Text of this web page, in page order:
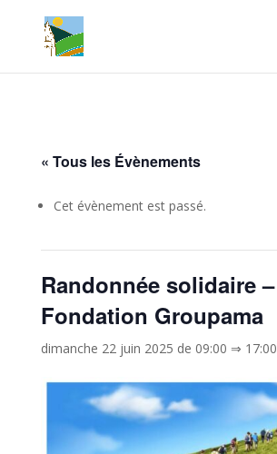
« Tous les Évènements
Cet évènement est passé.
Randonnée solidaire –
Fondation Groupama
dimanche 22 juin 2025 de 09:00 ⇒ 17:00